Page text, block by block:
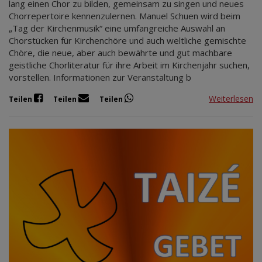
lang einen Chor zu bilden, gemeinsam zu singen und neues
Chorrepertoire kennenzulernen. Manuel Schuen wird beim
„Tag der Kirchenmusik“ eine umfangreiche Auswahl an
Chorstücken für Kirchenchöre und auch weltliche gemischte
Chöre, die neue, aber auch bewährte und gut machbare
geistliche Chorliteratur für ihre Arbeit im Kirchenjahr suchen,
vorstellen. Informationen zur Veranstaltung b
Teilen Teilen Teilen Weiterlesen